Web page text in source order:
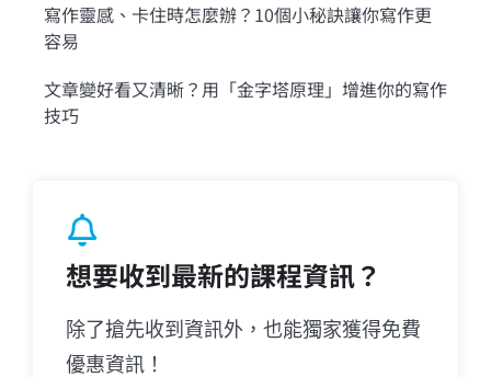
寫作靈感、卡住時怎麼辦？10個小秘訣讓你寫作更
容易
文章變好看又清晰？用「金字塔原理」增進你的寫作
技巧
想要收到最新的課程資訊？
除了搶先收到資訊外，也能獨家獲得免費
優惠資訊！